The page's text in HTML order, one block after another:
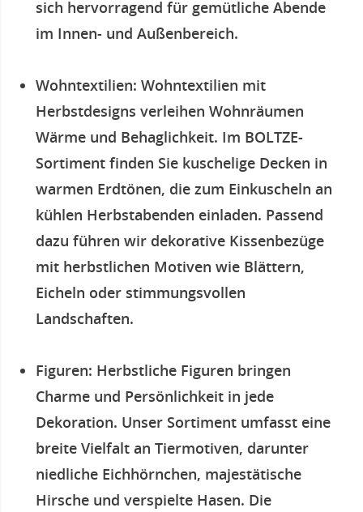
sich hervorragend für gemütliche Abende
im Innen- und Außenbereich.
Wohntextilien: Wohntextilien mit
Herbstdesigns verleihen Wohnräumen
Wärme und Behaglichkeit. Im BOLTZE-
Sortiment finden Sie kuschelige Decken in
warmen Erdtönen, die zum Einkuscheln an
kühlen Herbstabenden einladen. Passend
dazu führen wir dekorative Kissenbezüge
mit herbstlichen Motiven wie Blättern,
Eicheln oder stimmungsvollen
Landschaften.
Figuren: Herbstliche Figuren bringen
Charme und Persönlichkeit in jede
Dekoration. Unser Sortiment umfasst eine
breite Vielfalt an Tiermotiven, darunter
niedliche Eichhörnchen, majestätische
Hirsche und verspielte Hasen. Die